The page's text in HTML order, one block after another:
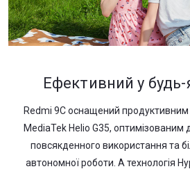
Ефективний у будь-
Redmi 9C оснащений
MediaTek Helio G35, оптимізованим
повсякденного використання та
автономної роботи. А технологія